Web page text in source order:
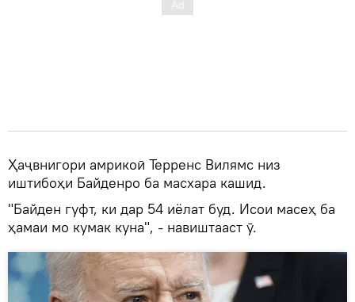
Ҳаҷвнигори амрикоӣ Терренс Вилямс низ
иштибоҳи Байденро ба масхара кашид.
"Байден гуфт, ки дар 54 иёлат буд. Исои масеҳ ба
ҳамаи мо кумак куна", - навиштааст ӯ.